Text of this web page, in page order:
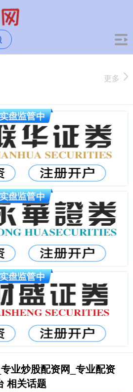
更多
业炒股配资网_专业配资
相关话题